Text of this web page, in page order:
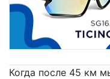
Когда после 45 км